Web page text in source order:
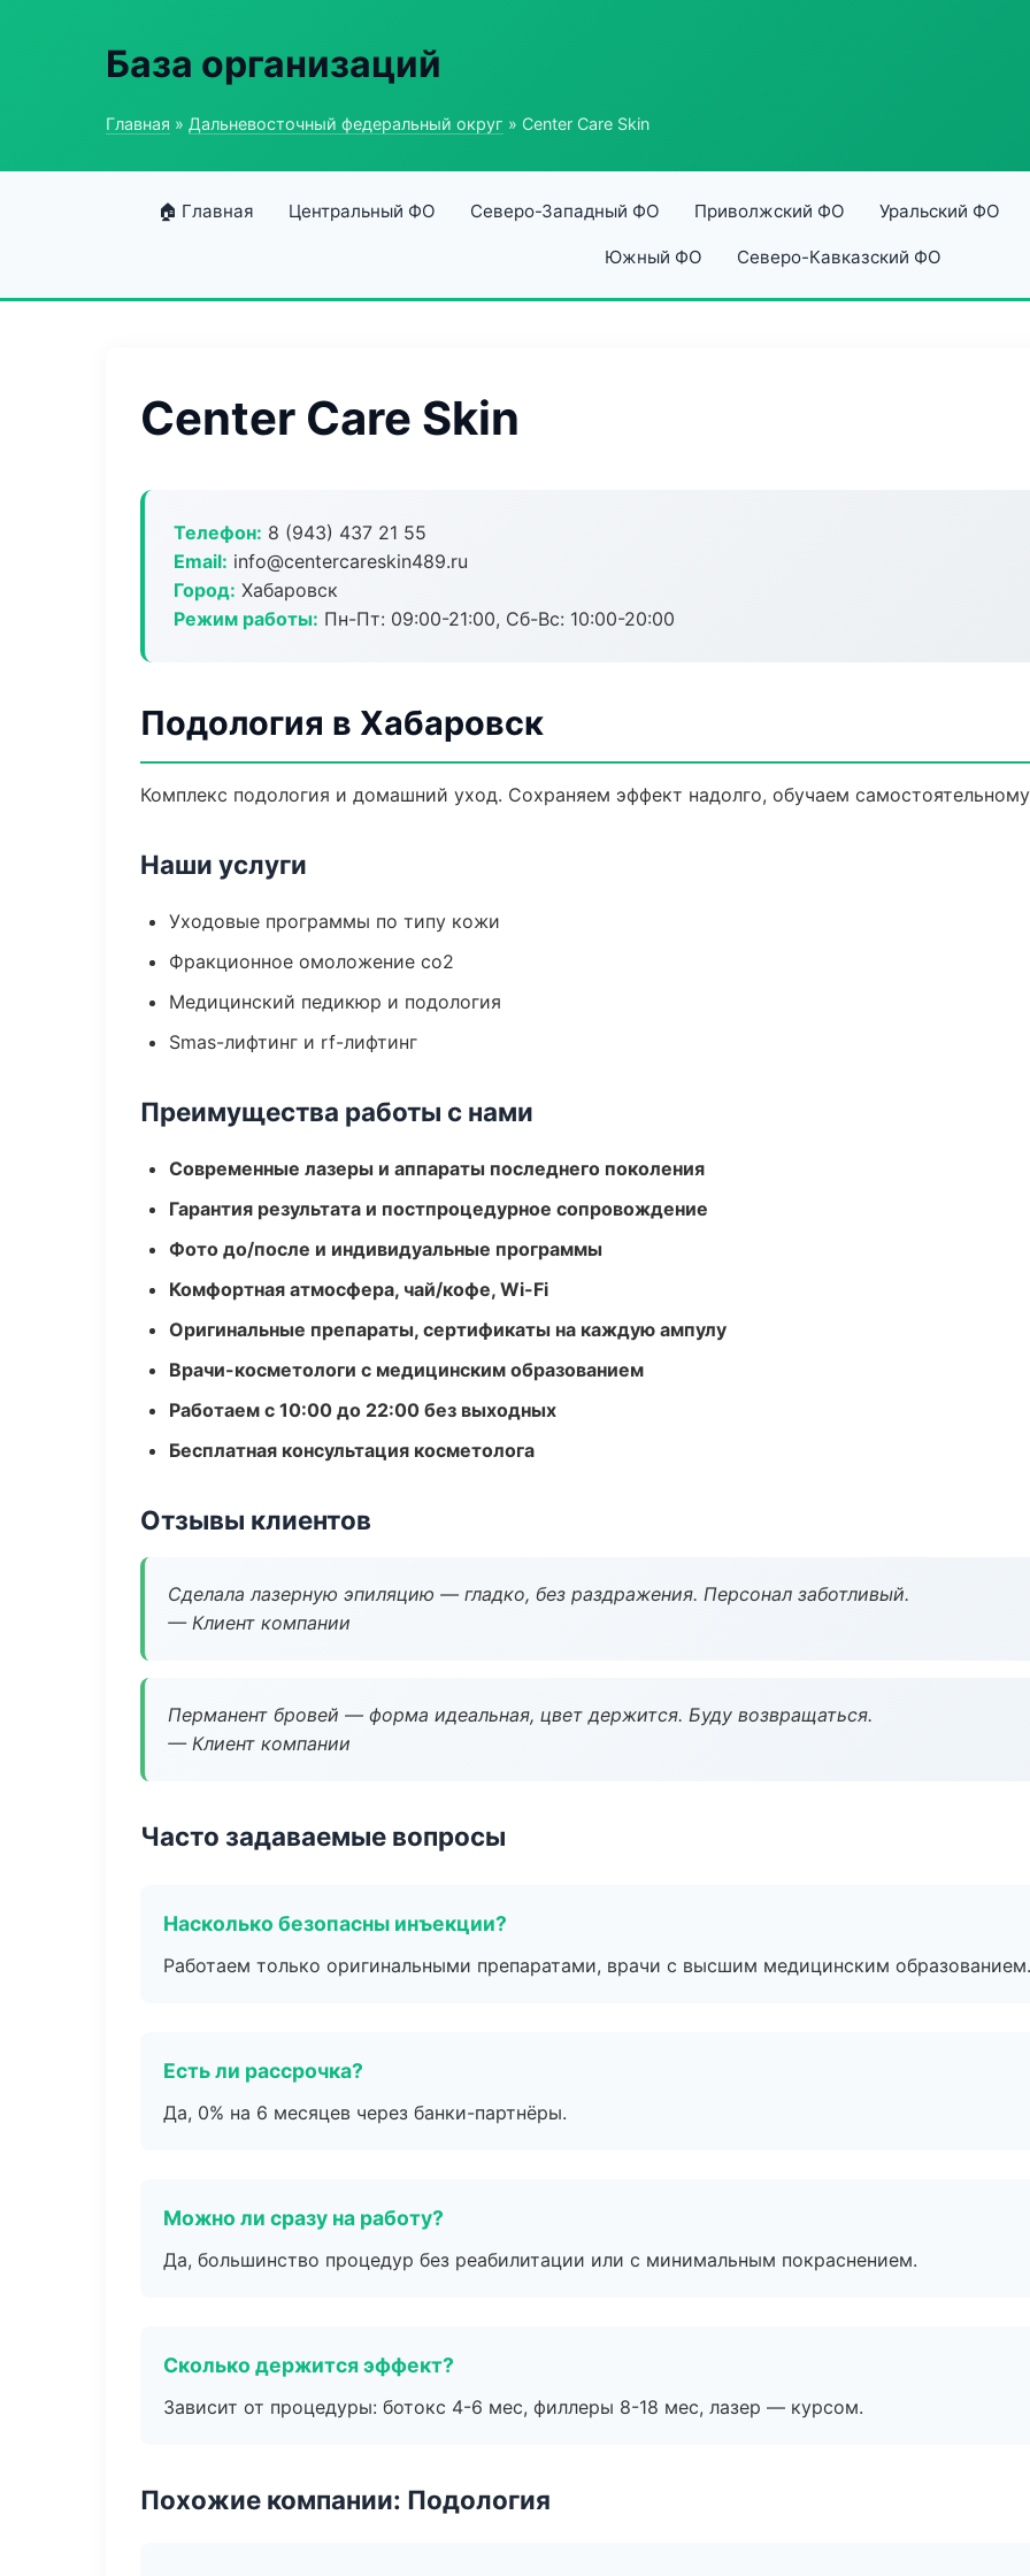
База организаций
Главная » Дальневосточный федеральный округ » Center Care Skin
🏠 Главная Центральный ФО Северо-Западный ФО Приволжский ФО Уральский ФО
Южный ФО Северо-Кавказский ФО
Center Care Skin
Телефон: 8 (943) 437 21 55
Email: info@centercareskin489.ru
Город: Хабаровск
Режим работы: Пн-Пт: 09:00-21:00, Сб-Вс: 10:00-20:00
Подология в Хабаровск
Комплекс подология и домашний уход. Сохраняем эффект надолго, обучаем
Наши услуги
Уходовые программы по типу кожи
Фракционное омоложение co2
Медицинский педикюр и подология
Smas-лифтинг и rf-лифтинг
Преимущества работы с нами
Современные лазеры и аппараты последнего поколения
Гарантия результата и постпроцедурное сопровождение
Фото до/после и индивидуальные программы
Комфортная атмосфера, чай/кофе, Wi-Fi
Оригинальные препараты, сертификаты на каждую ампулу
Врачи-косметологи с медицинским образованием
Работаем с 10:00 до 22:00 без выходных
Бесплатная консультация косметолога
Отзывы клиентов
Сделала лазерную эпиляцию — гладко, без раздражения. Персонал заботливый.
— Клиент компании
Перманент бровей — форма идеальная, цвет держится. Буду возвращаться.
— Клиент компании
Часто задаваемые вопросы
Насколько безопасны инъекции?
Работаем только оригинальными препаратами, врачи с высшим медицинским образованием.
Есть ли рассрочка?
Да, 0% на 6 месяцев через банки-партнёры.
Можно ли сразу на работу?
Да, большинство процедур без реабилитации или с минимальным покраснением.
Сколько держится эффект?
Зависит от процедуры: ботокс 4-6 мес, филлеры 8-18 мес, лазер — курсом.
Похожие компании: Подология